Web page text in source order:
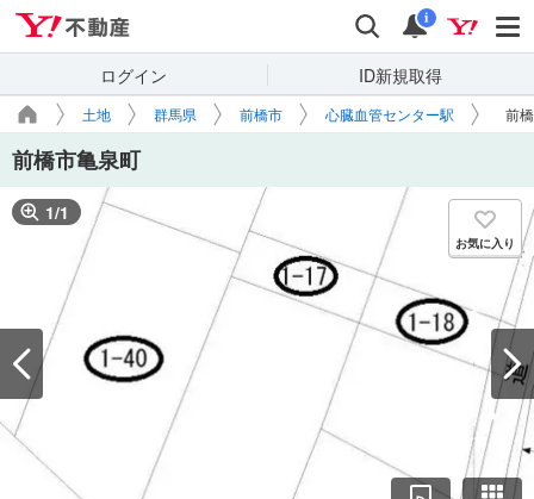
検索 通知
i
ログイン ID新規取得
土地 群馬県 前橋市 心臓血管センター駅 前
前橋市亀泉町
1/1
お気に入り